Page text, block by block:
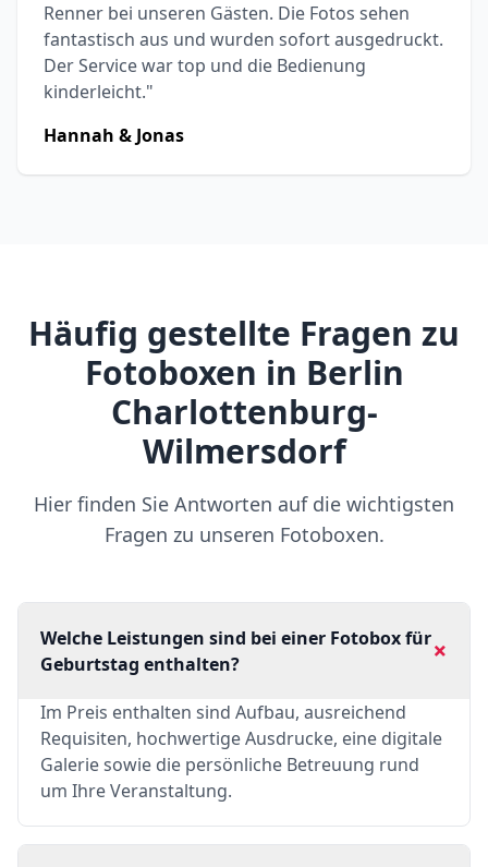
Renner bei unseren Gästen. Die Fotos sehen
fantastisch aus und wurden sofort ausgedruckt.
Der Service war top und die Bedienung
kinderleicht."
Hannah & Jonas
Häufig gestellte Fragen zu
Fotoboxen in Berlin
Charlottenburg-
Wilmersdorf
Hier finden Sie Antworten auf die wichtigsten
Fragen zu unseren Fotoboxen.
Welche Leistungen sind bei einer Fotobox für
Geburtstag enthalten?
+
Im Preis enthalten sind Aufbau, ausreichend
Requisiten, hochwertige Ausdrucke, eine digitale
Galerie sowie die persönliche Betreuung rund
um Ihre Veranstaltung.